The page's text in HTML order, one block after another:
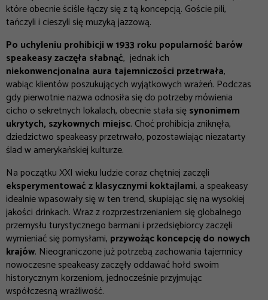
które obecnie ściśle łączy się z tą koncepcją. Goście pili,
tańczyli i cieszyli się muzyką jazzową.
Po uchyleniu prohibicji w 1933 roku popularność barów
speakeasy zaczęła słabnąć, jednak ich
niekonwencjonalna aura tajemniczości przetrwała,
wabiąc klientów poszukujących wyjątkowych wrażeń. Podczas
gdy pierwotnie nazwa odnosiła się do potrzeby mówienia
cicho o sekretnych lokalach, obecnie stała sięsynonimem
ukrytych, szykownych miejsc. Choć prohibicja zniknęła, ​​
dziedzictwo speakeasy przetrwało, pozostawiając niezatarty
ślad w amerykańskiej kulturze.
Na początku XXI wieku ludzie coraz chętniej zaczęli
eksperymentować z klasycznymi koktajlami, a speakeasy
idealnie wpasowały się w ten trend, skupiając się na wysokiej
jakości drinkach. Wraz z rozprzestrzenianiem się globalnego
przemysłu turystycznego barmani i przedsiębiorcy zaczęli
wymieniać się pomysłami, przywożąc koncepcję do nowych
krajów. Nieograniczone już potrzebą zachowania tajemnicy
nowoczesne speakeasy zaczęły oddawać hołd swoim
historycznym korzeniom, jednocześnie przyjmując
współczesną wrażliwość.